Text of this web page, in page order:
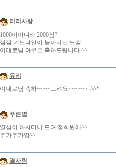
러리사랑
1000이아니라 2000점?
점점 커트라인이 높아지는 느낌....
이대로님 아무튼 축하드립니다 ^^
유리
이대로님 축하~~~~드려요~~~~~~ ^^*
푸른별
열심히 하시더니 드뎌 정회원에^^
추카추카엽^^
결사랑